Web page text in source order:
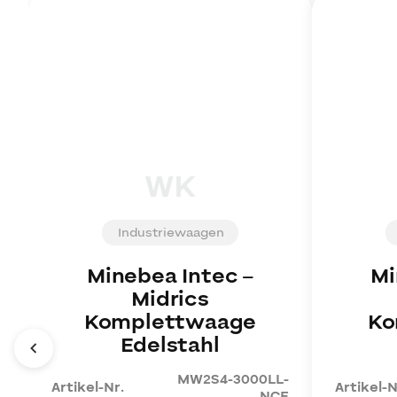
Industriewaagen
Minebea Intec–
Midrics
Komplettwaage
Edelstahl
Artikel-Nr.
MW2S4-3000LL-
Artikel-